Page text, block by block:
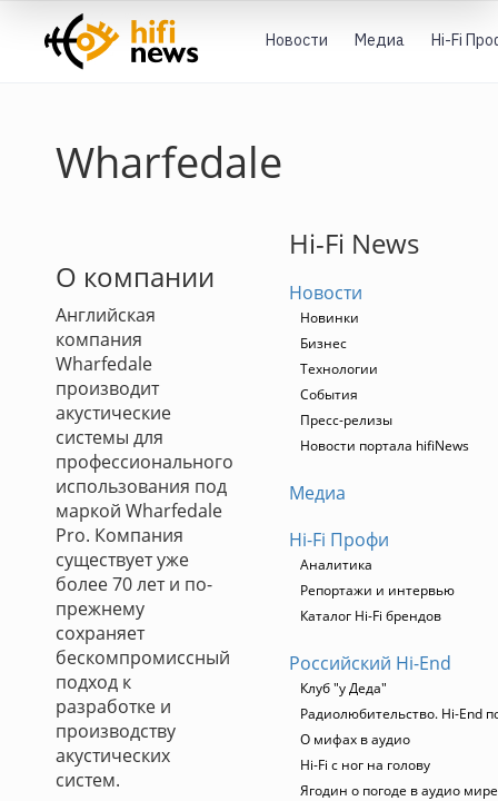
Новости Медиа Hi-Fi
Wharfedale
О компании
Английская
компания
Wharfedale
производит
акустические
системы для
профессионального
использования под
маркой Wharfedale
Pro. Компания
существует уже
более 70 лет и по-
прежнему
сохраняет
бескомпромиссный
подход к
разработке и
производству
акустических
систем.
Hi-Fi News
Новости
Новинки
Бизнес
Технологии
События
Пресс-релизы
Новости портала hifiNews
Медиа
Hi-Fi Профи
Аналитика
Репортажи и интервью
Каталог Hi-Fi брендов
Российский Hi-End
Клуб "у Деда"
Радиолюбительство. Hi-End
О мифах в аудио
Hi-Fi с ног на голову
Ягодин о погоде в аудио мире